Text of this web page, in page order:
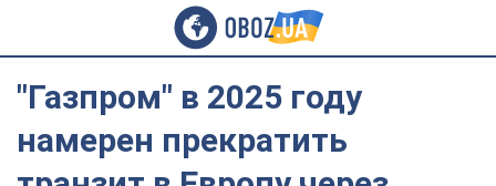
"Газпром" в 2025 году
намерен прекратить